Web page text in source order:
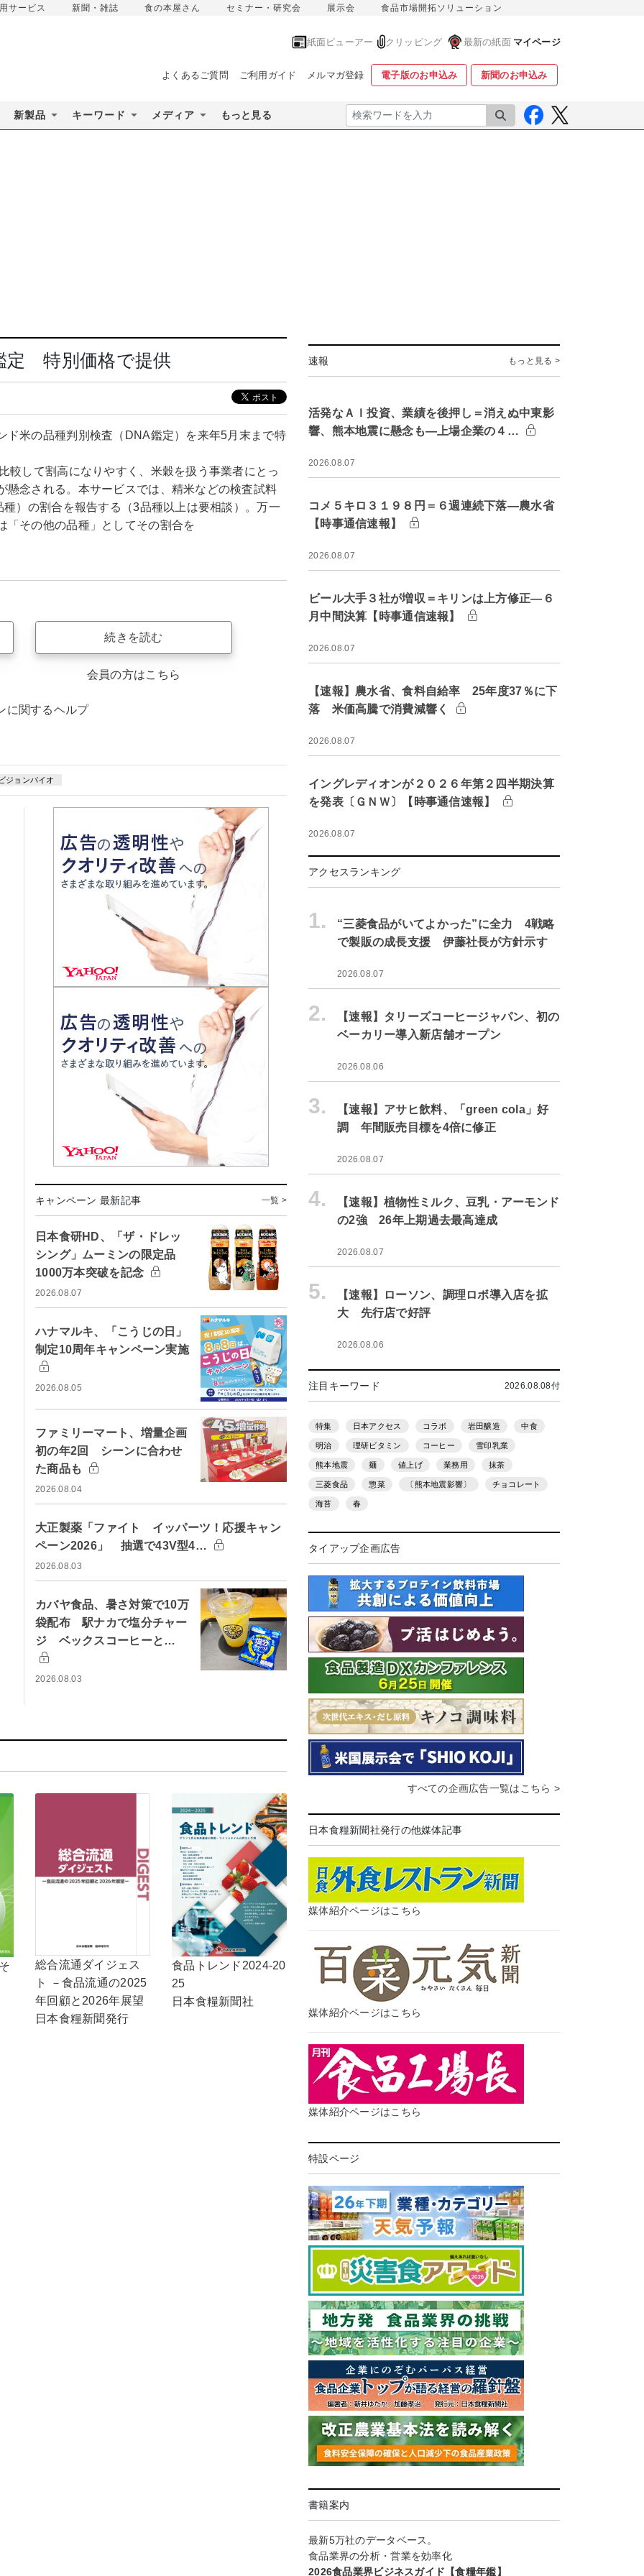
サービス 新聞・雑誌 食の本屋さん セミナー・研究会 展示会 食品市場開拓ソリューション
紙面ビューアー クリッピング 最新の紙面 マイページ
よくあるご質問 ご利用ガイド メルマガ登録 電子版のお申込み 新聞のお申込み
新製品 キーワード メディア もっと見る 検索
定 特別価格で提供
ド米の品種判別検査（DNA鑑定）を来年5月末まで特
較して割高になりやすく、米穀を扱う事業者にとっ
念される。本サービスでは、精米などの検査試料
）の割合を報告する（3品種以上は要相談）。万一
「その他の品種」としてその割合を
続きを読む
会員の方はこちら
に関するヘルプ
ジョンバイオ
キャンペーン 最新記事 一覧 >
日本食研HD、「ザ・ドレッ
シング」ムーミンの限定品
1000万本突破を記念
2026.08.07
ハナマルキ、「こうじの日」
制定10周年キャンペーン実施
2026.08.05
ファミリーマート、増量企画
初の年2回 シーンに合わせ
た商品も
2026.08.04
大正製薬「ファイト イッパーツ！応援キャン
ペーン2026」 抽選で43V型4…
2026.08.03
カバヤ食品、暑さ対策で10万
袋配布 駅ナカで塩分チャー
ジ ベックスコーヒーと…
2026.08.03
総合流通ダイジェス
ト －食品流通の2025
年回顧と2026年展望
日本食糧新聞発行
食品トレンド2024-20
25
日本食糧新聞社
速報 もっと見る >
活発なＡＩ投資、業績を後押し＝消えぬ中東影
響、熊本地震に懸念も―上場企業の４…
2026.08.07
コメ５キロ３１９８円＝６週連続下落―農水省
【時事通信速報】
2026.08.07
ビール大手３社が増収＝キリンは上方修正―６
月中間決算【時事通信速報】
2026.08.07
【速報】農水省、食料自給率 25年度37％に下
落 米価高騰で消費減響く
2026.08.07
イングレディオンが２０２６年第２四半期決算
を発表〔ＧＮＷ〕【時事通信速報】
2026.08.07
アクセスランキング
1.
“三菱食品がいてよかった”に全力 4戦略
で製販の成長支援 伊藤社長が方針示す
2026.08.07
2.
【速報】タリーズコーヒージャパン、初の
ベーカリー導入新店舗オープン
2026.08.06
3.
【速報】アサヒ飲料、「green cola」好
調 年間販売目標を4倍に修正
2026.08.07
4.
【速報】植物性ミルク、豆乳・アーモンド
の2強 26年上期過去最高達成
2026.08.07
5.
【速報】ローソン、調理ロボ導入店を拡
大 先行店で好評
2026.08.06
注目キーワード 2026.08.08付
特集 日本アクセス コラボ 岩田醸造 中食
明治 理研ビタミン コーヒー 雪印乳業
熊本地震 麺 値上げ 業務用 抹茶
三菱食品 惣菜 〔熊本地震影響〕 チョコレート
海苔 春
タイアップ企画広告
すべての企画広告一覧はこちら >
日本食糧新聞社発行の他媒体記事
媒体紹介ページはこちら
媒体紹介ページはこちら
媒体紹介ページはこちら
特設ページ
書籍案内
最新5万社のデータベース。
食品業界の分析・営業を効率化
2026食品業界ビジネスガイド【食糧年鑑】